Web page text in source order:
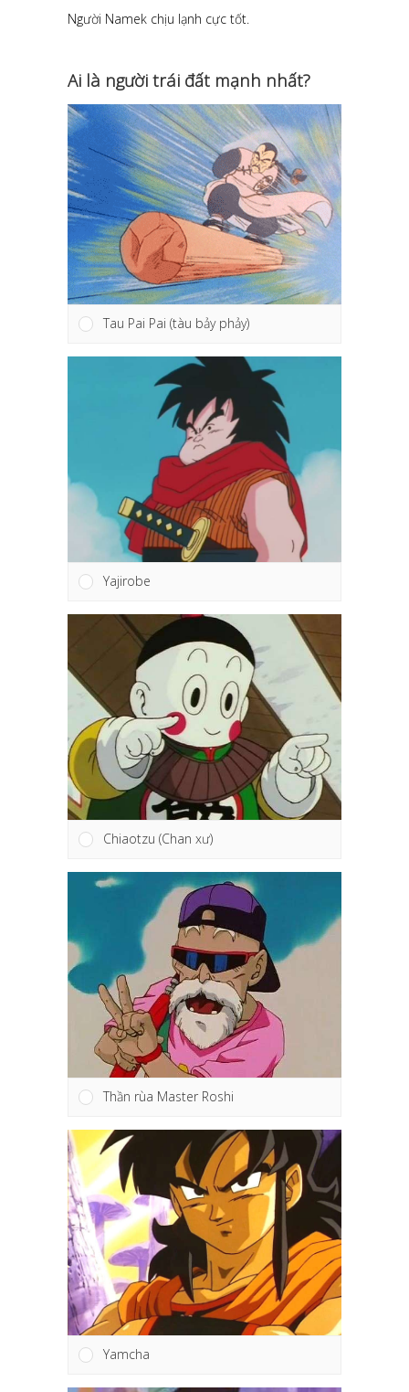
Người Namek chịu lạnh cực tốt.
Ai là người trái đất mạnh nhất?
Tau Pai Pai (tàu bảy phảy)
Yajirobe
Chiaotzu (Chan xư)
Thần rùa Master Roshi
Yamcha